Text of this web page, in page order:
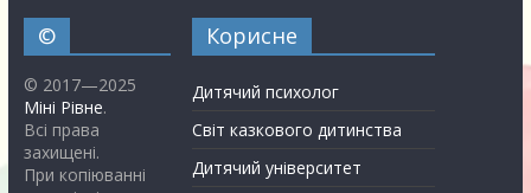
©
© 2017—2025
Міні Рівне.
Всі права
захищені.
При копіюванні
Корисне
Дитячий психолог
Світ казкового дитинства
Дитячий університет